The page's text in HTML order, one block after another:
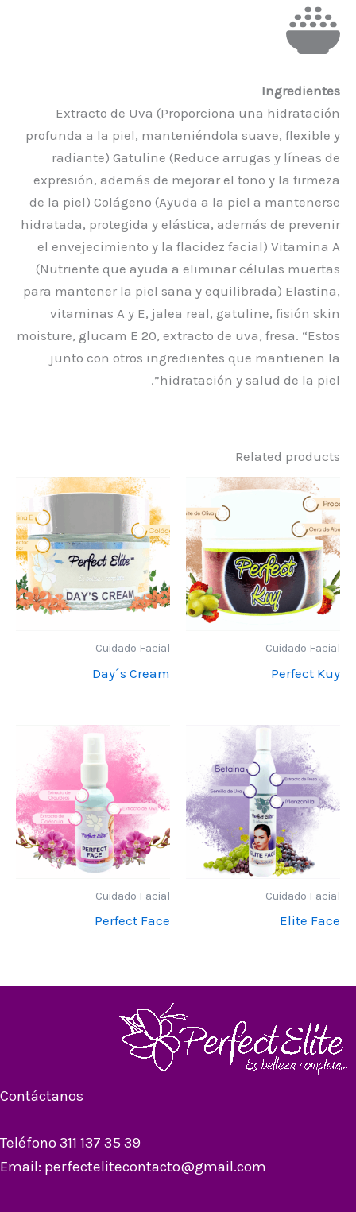
Ingredientes
Extracto de Uva (Proporciona una hidratación
profunda a la piel, manteniéndola suave, flexible y
radiante) Gatuline (Reduce arrugas y líneas de
expresión, además de mejorar el tono y la firmeza
de la piel) Colágeno (Ayuda a la piel a mantenerse
hidratada, protegida y elástica, además de prevenir
el envejecimiento y la flacidez facial) Vitamina A
(Nutriente que ayuda a eliminar células muertas
para mantener la piel sana y equilibrada) Elastina,
vitaminas A y E, jalea real, gatuline, fisión skin
moisture, glucam E 20, extracto de uva, fresa. “Estos
junto con otros ingredientes que mantienen la
hidratación y salud de la piel”.
Related products
Cuidado Facial
Perfect Kuy
Cuidado Facial
Day´s Cream
Cuidado Facial
Elite Face
Cuidado Facial
Perfect Face
Contáctanos
Teléfono 311 137 35 39
Email: perfectelitecontacto@gmail.com